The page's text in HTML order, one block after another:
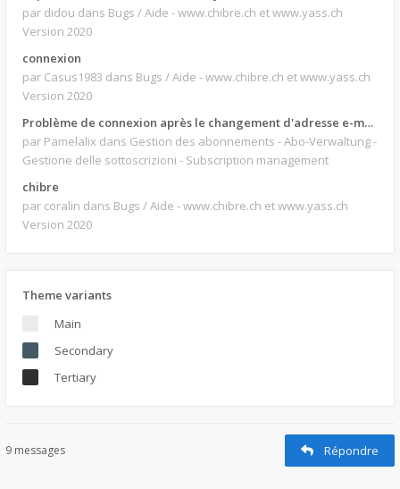
par didou dans Bugs / Aide - www.chibre.ch et www.yass.ch
Version 2020
connexion
par Casus1983 dans Bugs / Aide - www.chibre.ch et www.yass.ch
Version 2020
Problème de connexion après le changement d'adresse e-mail.
par Pamelalix dans Gestion des abonnements - Abo-Verwaltung -
Gestione delle sottoscrizioni - Subscription management
chibre
par coralin dans Bugs / Aide - www.chibre.ch et www.yass.ch
Version 2020
Theme variants
Main
Secondary
Tertiary
9 messages Répondre